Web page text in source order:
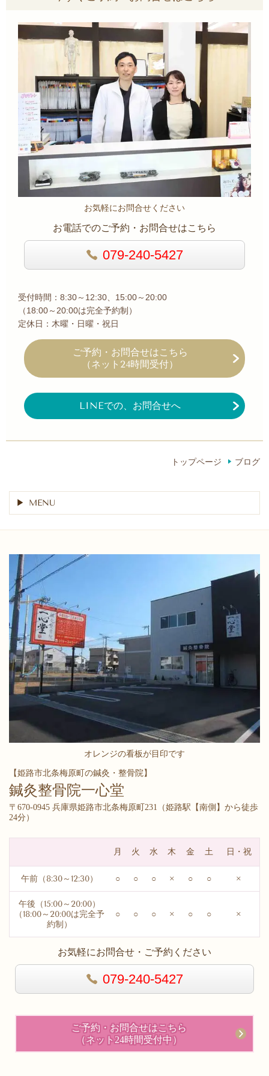
お気軽にお問合せください
お電話でのご予約・お問合せはこちら
079-240-5427
受付時間：8:30～12:30、15:00～20:00
（18:00～20:00は完全予約制）
定休日：木曜・日曜・祝日
ご予約・お問合せはこちら
（ネット24時間受付）
LINEでの、お問合せへ
トップページ ブログ
MENU
オレンジの看板が目印です
【姫路市北条梅原町の鍼灸・整骨院】
鍼灸整骨院一心堂
〒670-0945 兵庫県姫路市北条梅原町231（姫路駅【南側】から徒歩
24分）
月 火 水 木 金 土 日・祝
午前（8:30～12:30） ○ ○ ○ × ○ ○ ×
午後（15:00～20:00）
（18:00～20:00は完全予
約制）
○ ○ ○ × ○ ○ ×
お気軽にお問合せ・ご予約ください
079-240-5427
ご予約・お問合せはこちら
（ネット24時間受付中）